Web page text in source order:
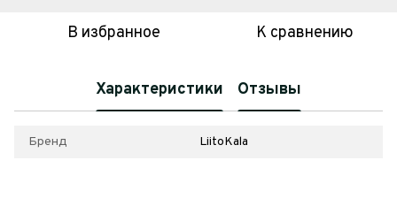
В избранное К сравнению
Характеристики Отзывы
Бренд LiitoKala